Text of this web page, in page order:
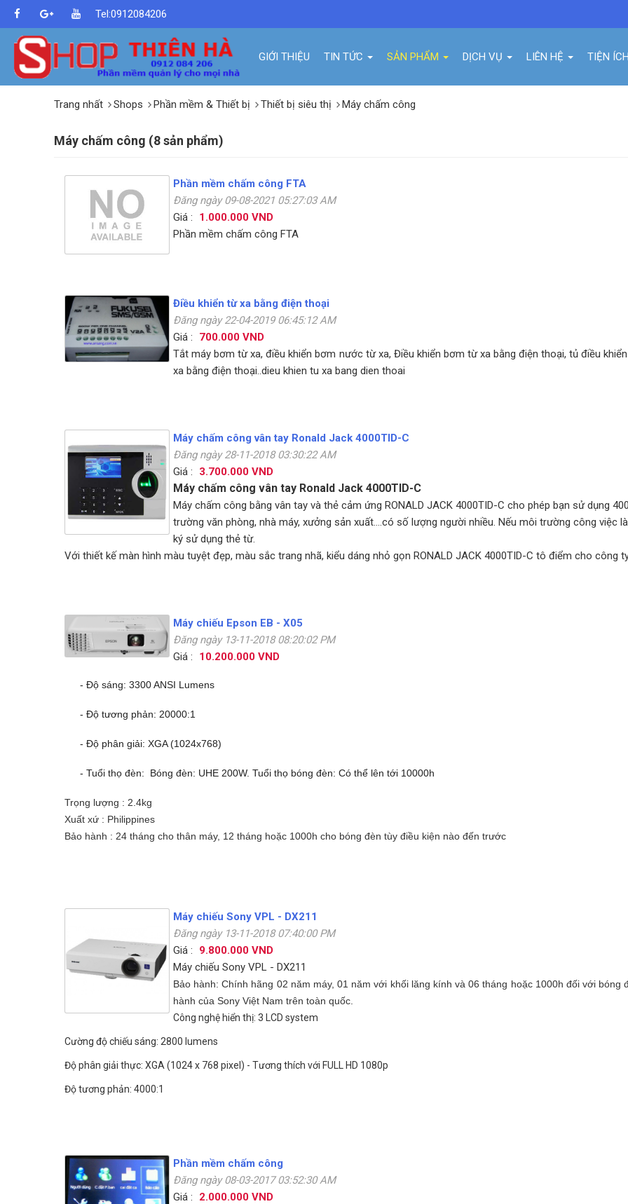
GIỚI THIỆU TIN TỨC SẢN PHẨM DỊCH VỤ LIÊN HỆ TIỆN ÍCH
Tel:0912084206
Trang nhất Shops Phần mềm & Thiết bị Thiết bị siêu thị Máy chấm công
Máy chấm công (8 sản phẩm)
Phần mềm chấm công FTA
Đăng ngày 09-08-2021 05:27:03 AM
Giá :
1.000.000 VND
Phần mềm chấm công FTA
Điều khiển từ xa bằng điện thoại
Đăng ngày 22-04-2019 06:45:12 AM
Giá :
700.000 VND
Tắt máy bơm từ xa, điều khiển bơm nước từ xa, Điều khiển bơm từ xa bằng điện thoại, tủ điều
xa bằng điện thoại..dieu khien tu xa bang dien thoai
Máy chấm công vân tay Ronald Jack 4000TID-C
Đăng ngày 28-11-2018 03:30:22 AM
Giá :
3.700.000 VND
Máy chấm công vân tay Ronald Jack 4000TID-C
Máy chấm công bằng vân tay và thẻ cảm ứng RONALD JACK 4000TID-C cho phép bạn sử dụng
trường văn phòng, nhà máy, xưởng sản xuất....có số lượng người nhiều. Nếu môi trường công việc
ký sử dụng thẻ từ.
Với thiết kế màn hình màu tuyệt đẹp, màu sắc trang nhã, kiểu dáng nhỏ gọn RONALD JACK 4000TID-C tô điểm cho công
Máy chiếu Epson EB - X05
Đăng ngày 13-11-2018 08:20:02 PM
Giá :
10.200.000 VND
- Độ sáng: 3300 ANSI Lumens
- Độ tương phản: 20000:1
- Độ phân giải: XGA (1024x768)
- Tuổi thọ đèn: Bóng đèn: UHE 200W. Tuổi thọ bóng đèn: Có thể lên tới 10000h
Trọng lượng : 2.4kg
Xuất xứ : Philippines
Bảo hành : 24 tháng cho thân máy, 12 tháng hoặc 1000h cho bóng đèn tùy điều kiện nào đến trước
Máy chiếu Sony VPL - DX211
Đăng ngày 13-11-2018 07:40:00 PM
Giá :
9.800.000 VND
Máy chiếu Sony VPL - DX211
Bảo hành: Chính hãng 02 năm máy, 01 năm với khối lăng kính và 06 tháng hoặc 1000h đối với
hành của Sony Việt Nam trên toàn quốc.
Công nghệ hiển thị: 3 LCD system
Cường độ chiếu sáng: 2800 lumens
Độ phân giải thực: XGA (1024 x 768 pixel) - Tương thích với FULL HD 1080p
Độ tương phản: 4000:1
Phần mềm chấm công
Đăng ngày 08-03-2017 03:52:30 AM
Giá :
2.000.000 VND